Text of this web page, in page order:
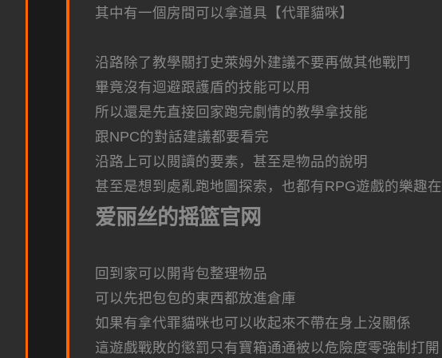
其中有一個房間可以拿道具【代罪貓咪】
沿路除了教學關打史萊姆外建議不要再做其他戰鬥
畢竟沒有迴避跟護盾的技能可以用
所以還是先直接回家跑完劇情的教學拿技能
跟NPC的對話建議都要看完
沿路上可以閱讀的要素，甚至是物品的說明
甚至是想到處亂跑地圖探索，也都有RPG遊戲的樂趣在
爱丽丝的摇篮官网
回到家可以開背包整理物品
可以先把包包的東西都放進倉庫
如果有拿代罪貓咪也可以收起來不帶在身上沒關係
這遊戲戰敗的懲罰只有寶箱通通被以危險度零強制打開